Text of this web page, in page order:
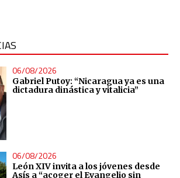
06/08/2026
Gabriel Putoy: “Nicaragua ya es una
dictadura dinástica y vitalicia”
06/08/2026
León XIV invita a los jóvenes desde
Asís a “acoger el Evangelio sin